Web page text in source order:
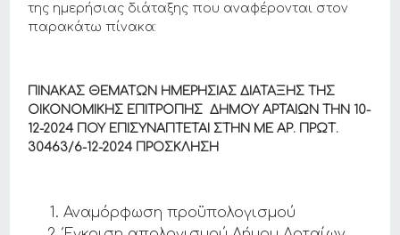
της ημερήσιας διάταξης που αναφέρονται στον
παρακάτω πίνακα:
ΠΙΝΑΚΑΣ ΘΕΜΑΤΩΝ ΗΜΕΡΗΣΙΑΣ ΔΙΑΤΑΞΗΣ ΤΗΣ
ΟΙΚΟΝΟΜΙΚΗΣ ΕΠΙΤΡΟΠΗΣ ΔΗΜΟΥ ΑΡΤΑΙΩΝ THN 10-
12-2024 ΠΟΥ ΕΠΙΣΥΝΑΠΤΕΤΑΙ ΣΤΗΝ ΜΕ ΑΡ. ΠΡΩΤ.
30463/6-12-2024 ΠΡΟΣΚΛΗΣΗ
Αναμόρφωση προϋπολογισμού